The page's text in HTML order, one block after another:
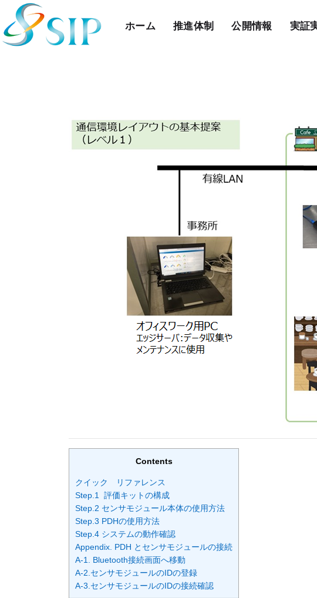
ホーム 推進体制 公開情報 実証
Contents
クイック リファレンス
Step.1 評価キットの構成
Step.2 センサモジュール本体の使用方法
Step.3 PDHの使用方法
Step.4 システムの動作確認
Appendix. PDH とセンサモジュールの接続
A-1. Bluetooth接続画面へ移動
A-2.センサモジュールのIDの登録
A-3.センサモジュールのIDの接続確認